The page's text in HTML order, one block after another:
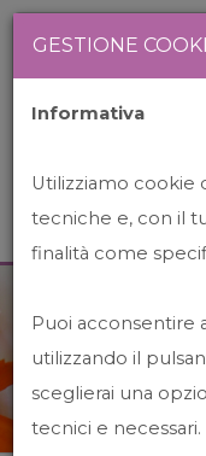
GESTIONE
Informativa
Utilizziamo cookie
tecniche e, con il
finalità come
Puoi acconsentire
utilizzando il
sceglierai una
tecnici e necessari.